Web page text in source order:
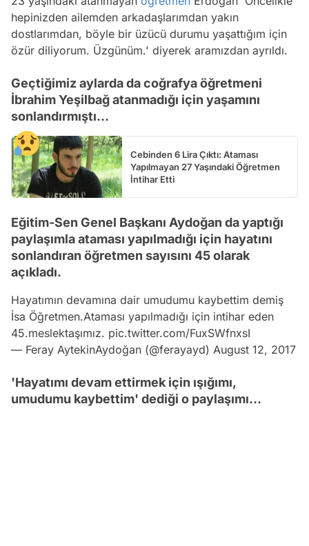
hepinizden ailemden arkadaşlarımdan yakın
dostlarımdan, böyle bir üzücü durumu yaşattığım için
özür diliyorum. Üzgünüm.' diyerek aramızdan ayrıldı.
Geçtiğimiz aylarda da coğrafya öğretmeni
İbrahim Yeşilbağ atanmadığı için yaşamını
sonlandırmıştı...
Cebinden 6 Lira Çıktı: Ataması
Yapılmayan 27 Yaşındaki Öğretmen
İntihar Etti
Eğitim-Sen Genel Başkanı Aydoğan da yaptığı
paylaşımla ataması yapılmadığı için hayatını
sonlandıran öğretmen sayısını 45 olarak
açıkladı.
Hayatımın devamına dair umudumu kaybettim demiş
İsa Öğretmen.Ataması yapılmadığı için intihar eden
45.meslektaşımız. pic.twitter.com/FuxSWfnxsI
— Feray AytekinAydoğan (@ferayayd) August 12, 2017
'Hayatımı devam ettirmek için ışığımı,
umudumu kaybettim' dediği o paylaşımı...